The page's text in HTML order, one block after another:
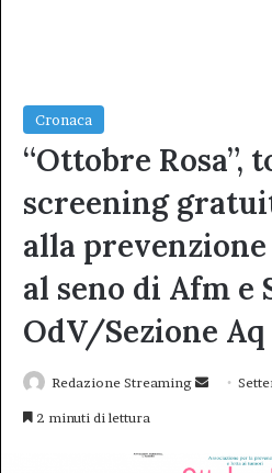
Cronaca
“Ottobre Rosa”,
screening
alla
al seno di Afm e
OdV/Sezione Aq
Redazione Streaming
Invia
2 minuti di lettura